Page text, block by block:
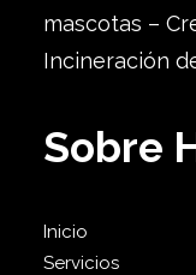
mascotas –
Incineración
Sobre
Inicio
Servicios